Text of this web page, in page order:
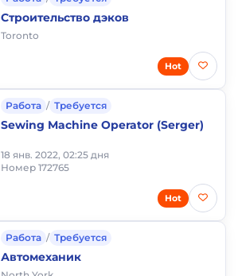
Строительство дэков
Toronto
Hot
Работа / Требуется
Sewing Machine Operator (Serger)
18 янв. 2022, 02:25 дня
Номер 172765
Hot
Работа / Требуется
Автомеханик